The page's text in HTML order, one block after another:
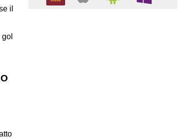
il